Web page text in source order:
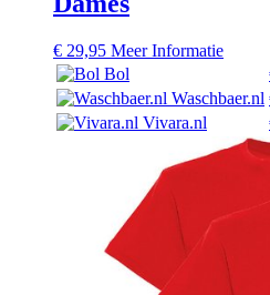
€ 29,95 Meer Informatie
Bol
Waschbaer.nl
Vivara.nl